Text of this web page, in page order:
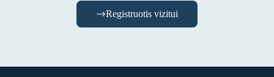
Registruotis vizitui